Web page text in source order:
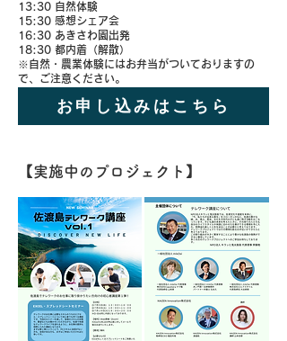
13:30 自然体験
15:30 感想シェア会
16:30 あきさわ園出発
18:30 都内着（解散）
※自然・農業体験にはお弁当がついておりますの
で、ご注意ください。
お申し込みはこちら
【実施中のプロジェクト】